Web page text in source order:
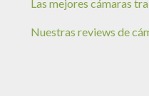
Las mejores cámaras
Nuestras reviews de